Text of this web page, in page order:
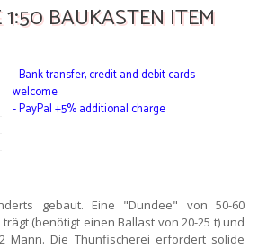
1:50 BAUKASTEN ITEM
- Bank transfer, credit and debit cards
welcome
- PayPal +5% additional charge
gebaut. Eine "Dundee" von 50-60
(benötigt einen Ballast von 20-25 t) und
Mann. Die Thunfischerei erfordert solide